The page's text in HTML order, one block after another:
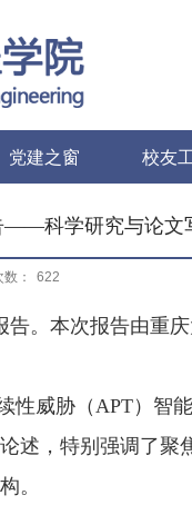
党建之窗 校友
——科学研究与论文
： 622
告。本次报告由重
性威胁（APT）智
述，特别强调了聚
。